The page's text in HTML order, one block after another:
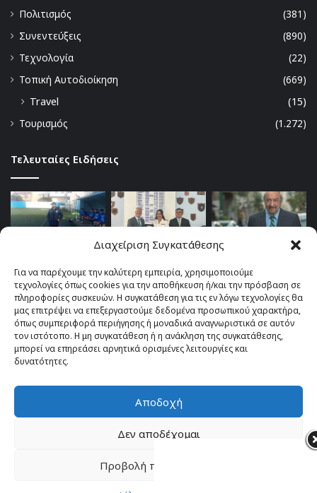
Διαχείριση Συγκατάθεσης
Για να παρέχουμε την καλύτερη εμπειρία, χρησιμοποιούμε
τεχνολογίες όπως cookies για την αποθήκευση ή/και την πρόσβαση σε
πληροφορίες συσκευών. Η συγκατάθεση για τις εν λόγω τεχνολογίες θα
μας επιτρέψει να επεξεργαστούμε δεδομένα προσωπικού χαρακτήρα,
όπως συμπεριφορά περιήγησης ή μοναδικά αναγνωριστικά σε αυτόν
τον ιστότοπο. Η μη συγκατάθεση ή η ανάκληση της συγκατάθεσης,
μπορεί να επηρεάσει αρνητικά ορισμένες λειτουργίες και
δυνατότητες.
Αποδοχή
Δεν αποδέχομαι
Προβολή προτιμήσεων
Πολιτισμός
(381)
Συνεντεύξεις
(890)
Τεχνολογία
(22)
Τοπική Αυτοδιοίκηση
(669)
Travel
(15)
Τουρισμός
(1.272)
Τελευταίες Ειδήσεις
© Copyright 2026, All Rights Reserved |TOP fm 102.4